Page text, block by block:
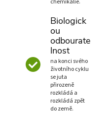
chemikálie.
Biologick
ou
odbourate
lnost
na konci svého
životního cyklu
se juta
přirozeně
rozkládá a
rozkládá zpět
do země.